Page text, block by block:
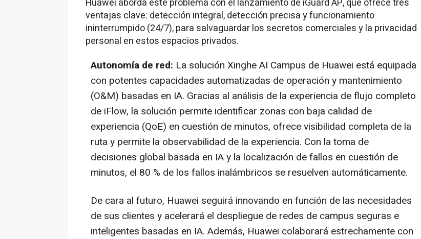
Huawei aborda este problema con el lanzamiento de iGuard AP, que ofrece tres
ventajas clave: detección integral, detección precisa y funcionamiento
ininterrumpido (24/7), para salvaguardar los secretos comerciales y la privacidad
personal en estos espacios privados.
Autonomía de red: La solución Xinghe AI Campus de Huawei está equipada
con potentes capacidades automatizadas de operación y mantenimiento
(O&M) basadas en IA. Gracias al análisis de la experiencia de flujo completo
de iFlow, la solución permite identificar zonas con baja calidad de
experiencia (QoE) en cuestión de minutos, ofrece visibilidad completa de la
ruta y permite la observabilidad de la experiencia. Con la toma de
decisiones global basada en IA y la localización de fallos en cuestión de
minutos, el 80 % de los fallos inalámbricos se resuelven automáticamente.
De cara al futuro, Huawei seguirá innovando en función de las necesidades
de sus clientes y acelerará el despliegue de redes de campus seguras e
inteligentes basadas en IA. Además, Huawei colaborará estrechamente con